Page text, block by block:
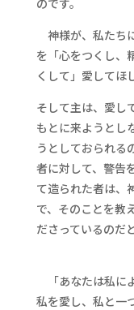
のです。
神様が、私たち
を「心をつくし、
くして」愛してほ
そして主は、愛し
もとに来ようとし
うとしておられる
者に対して、警告
て造られた者は、
で、そのことを教
ださっているのだ
「あなたは私に
私を愛し、私と一